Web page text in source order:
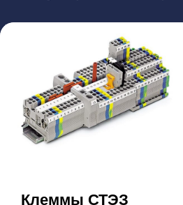
Клеммы СТЭЗ